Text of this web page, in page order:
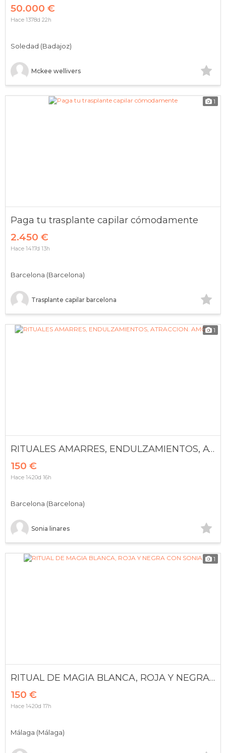
50.000 €
Mckee wellivers
Soledad (Badajoz)
Hace 1378d 22h
1
Paga tu trasplante capilar cómodamente
2.450 €
Trasplante capilar barcelona
Barcelona (Barcelona)
Hace 1417d 13h
1
RITUALES AMARRES, ENDULZAMIENTOS, ATRACCION. AMOR
150 €
Sonia linares
Barcelona (Barcelona)
Hace 1420d 16h
1
RITUAL DE MAGIA BLANCA, ROJA Y NEGRA CON SONIA
150 €
Málaga (Málaga)
Hace 1420d 17h